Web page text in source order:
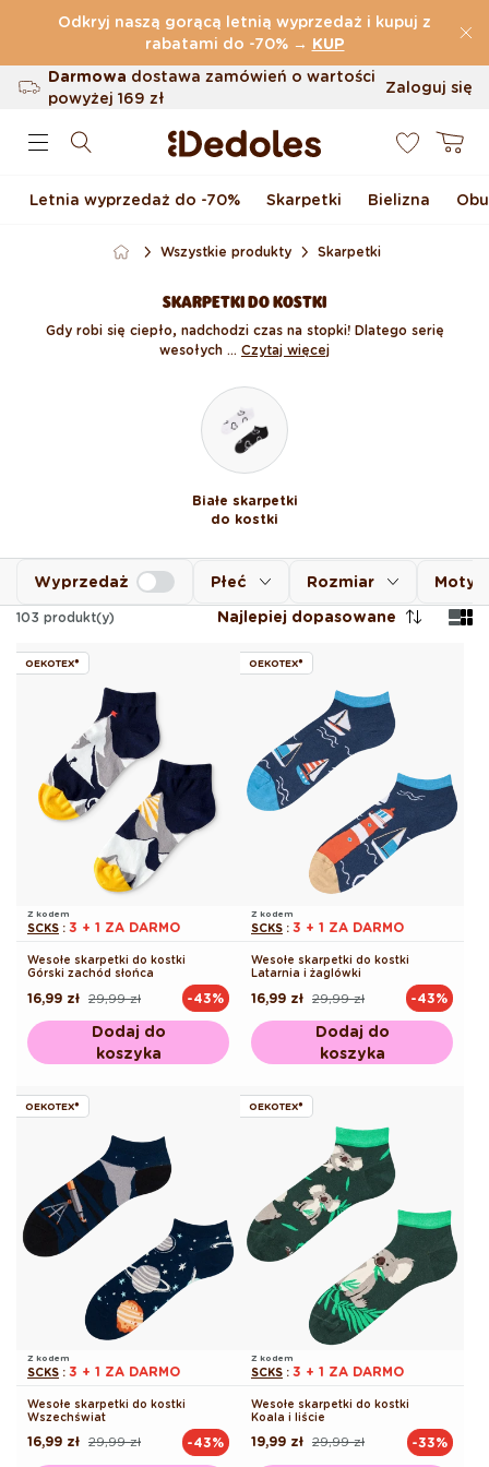
Przejdź do treści
Odkryj naszą gorącą letnią wyprzedaż i kupuj z
rabatami do -70% → KUP
(32.815 Opinie)
Darmowa dostawa zamówień o wartości
powyżej169 zł
Możliwość zwrotu w ciągu 100 dni
Zaloguj się
Koszyk
Letnia wyprzedaż do -70% Skarpetki Bielizna
Wszystkie produkty Skarpetki
SKARPETKI DO KOSTKI
Gdy robi się ciepło, nadchodzi czas na stopki! Dlatego serię
wesołych ... Czytaj więcej
Białe skarpetki
do kostki
Płeć Rozmiar Motyw
Wyprzedaż
103 produkt(y) Najlepiej dopasowane
OEKOTEX®
Z kodem
SCKS : 3 + 1 ZA DARMO
Wesołe skarpetki do kostki
Górski zachód słońca
Cena
29,99 zł
Cena
16,99 zł -43%
Dodaj do
koszyka
OEKOTEX®
Z kodem
SCKS : 3 + 1 ZA DARMO
Wesołe skarpetki do kostki
Latarnia i żaglówki
Cena
29,99 zł
Cena
16,99 zł -43%
Dodaj do
koszyka
OEKOTEX®
Z kodem
SCKS : 3 + 1 ZA DARMO
Wesołe skarpetki do kostki
Wszechświat
Cena
29,99 zł
Cena
16,99 zł -43%
OEKOTEX®
Z kodem
SCKS : 3 + 1 ZA DARMO
Wesołe skarpetki do kostki
Koala i liście
Cena
29,99 zł
Cena
19,99 zł -33%